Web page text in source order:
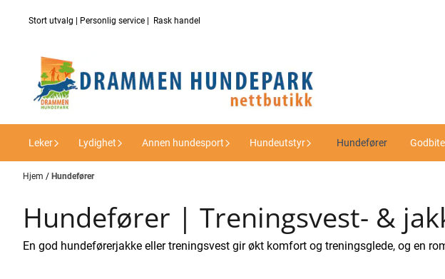
Stort utvalg | Personlig service | Rask handel
Leker Lydighet Annen hundesport Hundeutstyr Hundefører
Hjem / Hundefører
Hundefører | Treningsvest- &
En god hundeførerjakke eller treningsvest gir økt komfort og treningsglede, og en